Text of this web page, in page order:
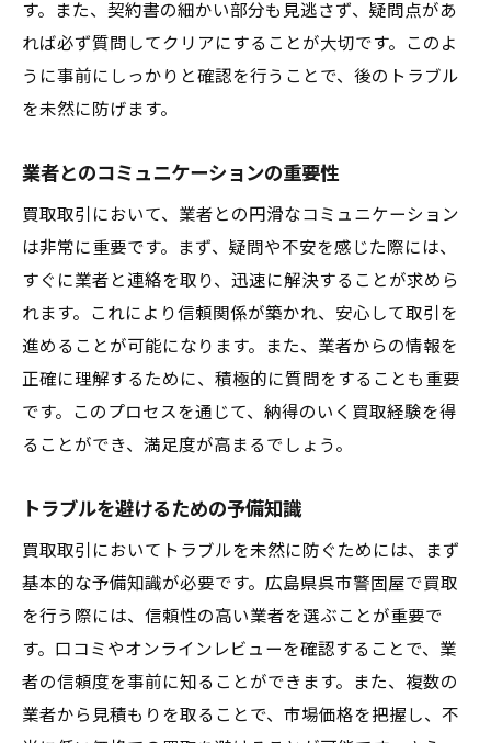
す。また、契約書の細かい部分も見逃さず、疑問点があ
れば必ず質問してクリアにすることが大切です。このよ
うに事前にしっかりと確認を行うことで、後のトラブル
を未然に防げます。
業者とのコミュニケーションの重要性
買取取引において、業者との円滑なコミュニケーション
は非常に重要です。まず、疑問や不安を感じた際には、
すぐに業者と連絡を取り、迅速に解決することが求めら
れます。これにより信頼関係が築かれ、安心して取引を
進めることが可能になります。また、業者からの情報を
正確に理解するために、積極的に質問をすることも重要
です。このプロセスを通じて、納得のいく買取経験を得
ることができ、満足度が高まるでしょう。
トラブルを避けるための予備知識
買取取引においてトラブルを未然に防ぐためには、まず
基本的な予備知識が必要です。広島県呉市警固屋で買取
を行う際には、信頼性の高い業者を選ぶことが重要で
す。口コミやオンラインレビューを確認することで、業
者の信頼度を事前に知ることができます。また、複数の
業者から見積もりを取ることで、市場価格を把握し、不